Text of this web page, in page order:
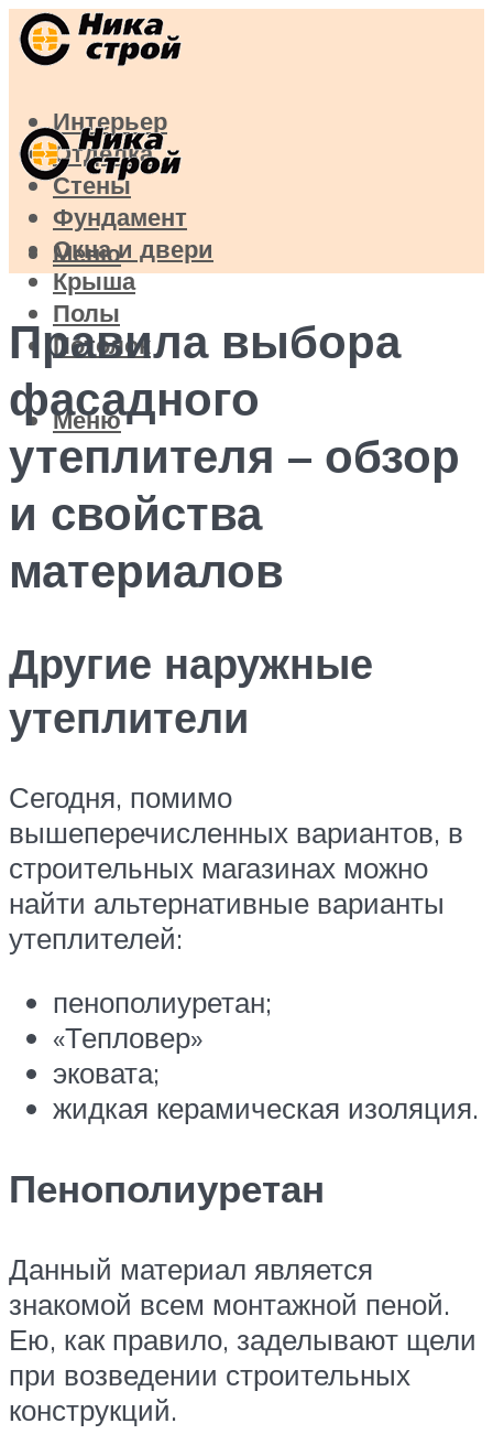
Интерьер
Отделка
Стены
Фундамент
Окна и двери
Крыша
Полы
Потолок
Меню
Меню
Правила выбора
фасадного
утеплителя – обзор
и свойства
материалов
Другие наружные
утеплители
Сегодня, помимо
вышеперечисленных вариантов, в
строительных магазинах можно
найти альтернативные варианты
утеплителей:
пенополиуретан;
«Тепловер»
эковата;
жидкая керамическая изоляция.
Пенополиуретан
Данный материал является
знакомой всем монтажной пеной.
Ею, как правило, заделывают щели
при возведении строительных
конструкций.